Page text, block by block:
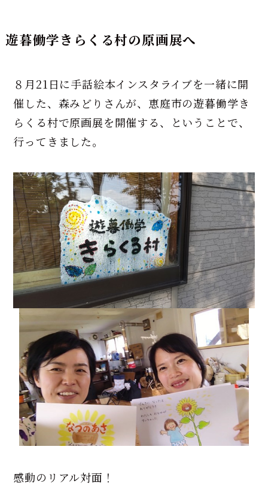
遊暮働学きらくる村の原画展へ
８月21日に手話絵本インスタライブを一緒に開
催した、森みどりさんが、恵庭市の遊暮働学き
らくる村で原画展を開催する、ということで、
行ってきました。
感動のリアル対面！